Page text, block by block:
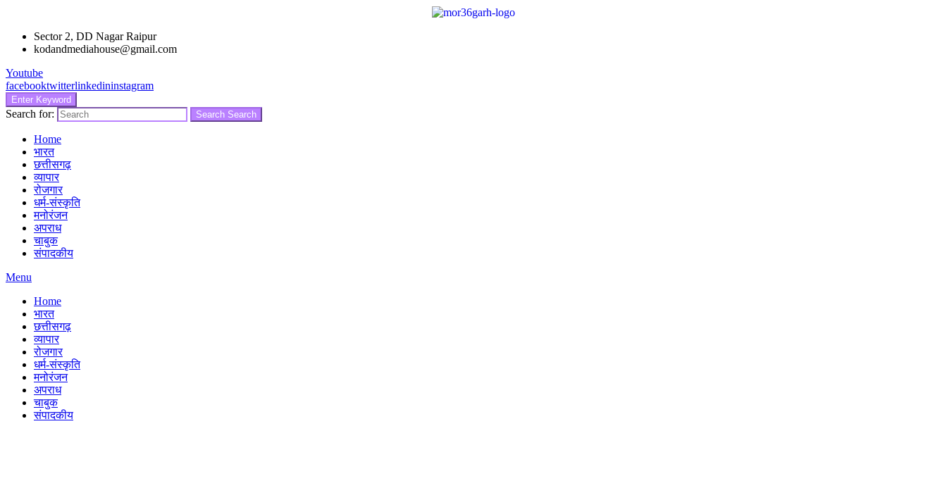
Sector 2, DD Nagar Raipur
kodandmediahouse@gmail.com
Youtube
facebooktwitterlinkedininstagram
Enter Keyword
Search for: Search Search
Home
भारत
छत्तीसगढ़
व्यापार
रोजगार
धर्म-संस्कृति
मनोरंजन
अपराध
चाबुक
संपादकीय
Menu
Home
भारत
छत्तीसगढ़
व्यापार
रोजगार
धर्म-संस्कृति
मनोरंजन
अपराध
चाबुक
संपादकीय